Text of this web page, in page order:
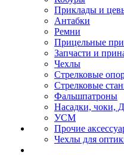
Приклады и
Антабки
Ремни
Прицельные
Запчасти и
Чехлы
Стрелковые
Стрелковые
Фальшпатроны
Насадки, чоки,
УСМ
Прочие
Чехлы для